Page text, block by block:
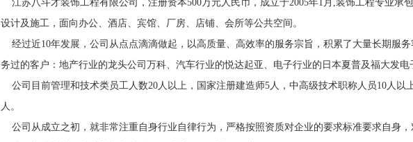
江苏八斗才装饰工程有限公司，注册资本500万元人民币，成立于2005年1月,装饰工程专业承
设计及施工，面向办公、酒店、宾馆、厂房、店铺、会所等公共空间。
经过近10年发展，公司从点点滴滴做起，以高质量、高效率的服务宗旨，积累了大量长期服
务过的客户：地产行业的龙头公司万科、汽车行业的悦达起亚、电子行业的日本夏普及福大发
公司目前管理和技术类员工人数20人以上，国家注册建造师5人，中高级技术职称人员10人以
人。
公司从成立之初，就非常注重自身行业自律行为，严格按照资质对企业的要求标准要求自身，